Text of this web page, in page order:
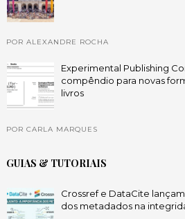
POR ALEXANDRE ROCHA
Experimental Publishing
compêndio para novas
livros
POR CARLA MARQUES
GUIAS & TUTORIAIS
Crossref e DataCite
dos metadados na